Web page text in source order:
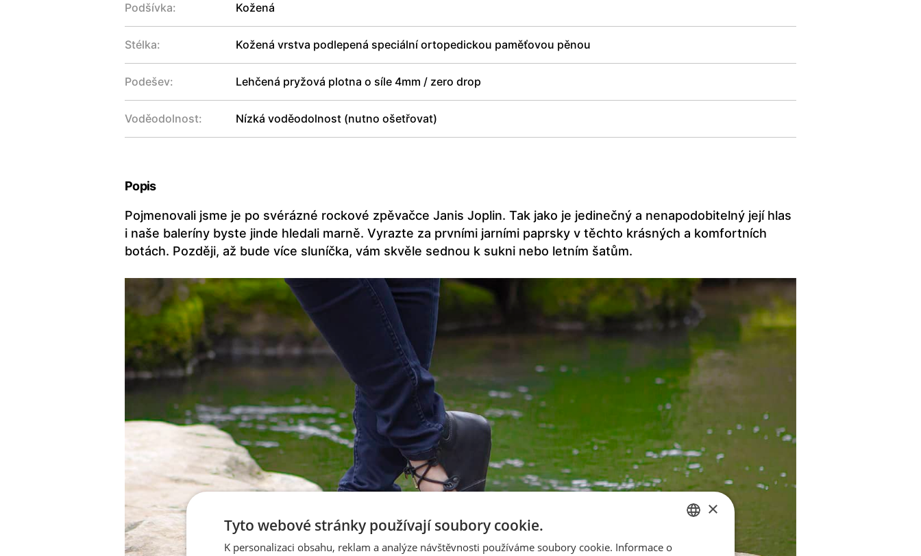
Podšívka: Kožená
Stélka: Kožená vrstva podlepená speciální ortopedickou paměťovou pěnou
Podešev: Lehčená pryžová plotna o síle 4mm / zero drop
Voděodolnost: Nízká voděodolnost (nutno ošetřovat)
Popis
Pojmenovali jsme je po svérázné rockové zpěvačce Janis Joplin. Tak jako je jedinečný a nenapodobitelný její hlas
i naše baleríny byste jinde hledali marně. Vyrazte za prvními jarními paprsky v těchto krásných a komfortních
botách. Později, až bude více sluníčka, vám skvěle sednou k sukni nebo letním šatům.
×
Tyto webové stránky používají soubory cookie.
K personalizaci obsahu, reklam a analýze návštěvnosti používáme soubory cookie. Informace o